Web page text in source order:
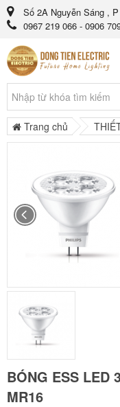
Số 2A Nguyễn Sáng ,
0967 219 066 - 0906
Trang chủ
BÓNG ESS LED
MR16